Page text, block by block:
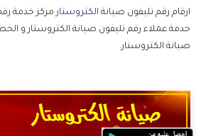
ارقام رقم تليفون صيانة الكتروستار مركز خدمة
خدمة عملاء رقم تليفون صيانة الكتروستار و
صيانة الكتروستار.